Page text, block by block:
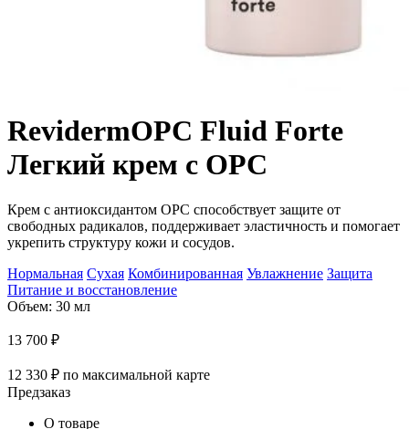
RevidermOPC Fluid Forte
Легкий крем с OPC
Крем с антиоксидантом OPC способствует защите от
свободных радикалов, поддерживает эластичность и помогает
укрепить структуру кожи и сосудов.
Нормальная Сухая Комбинированная Увлажнение Защита
Питание и восстановление
Объем: 30 мл
13 700 ₽
12 330 ₽ по максимальной карте
Предзаказ
О товаре